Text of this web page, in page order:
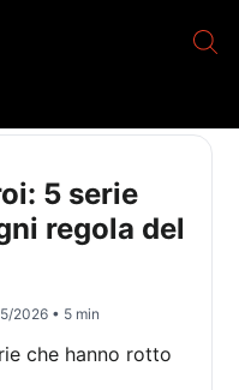
5 serie
regola del
2026 • 5 min